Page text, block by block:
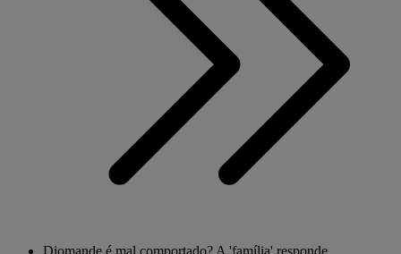
Diomande é mal comportado? A 'família' responde